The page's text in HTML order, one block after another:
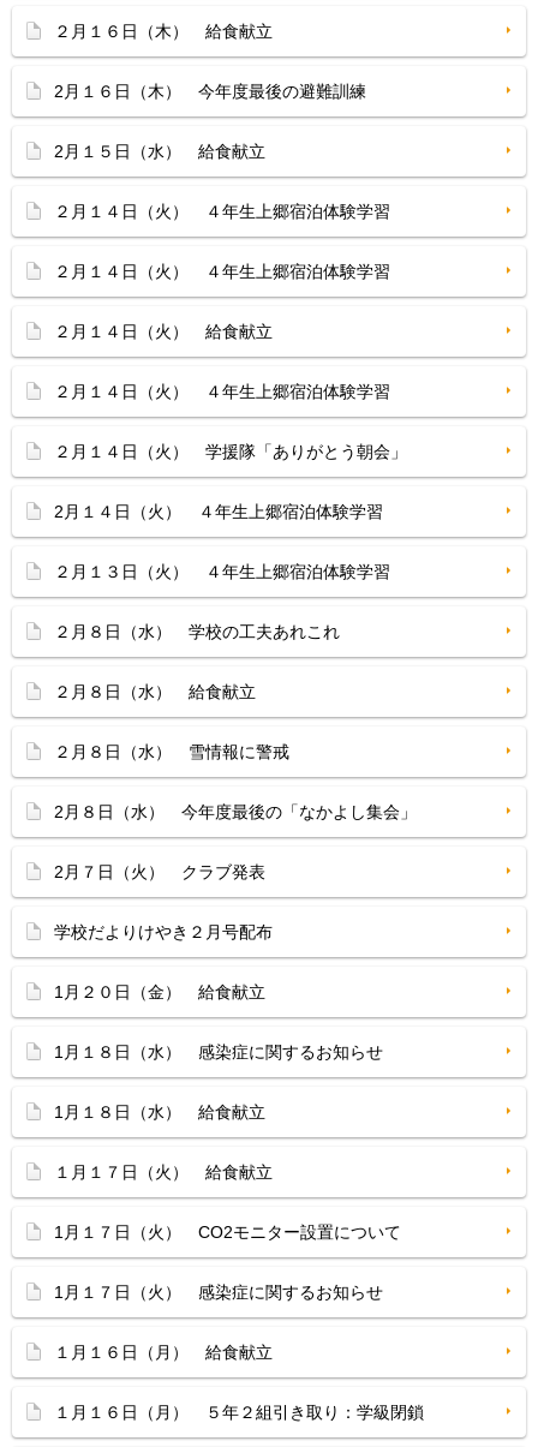
２月１６日（木） 給食献立
2月１６日（木） 今年度最後の避難訓練
2月１５日（水） 給食献立
２月１４日（火） ４年生上郷宿泊体験学習
２月１４日（火） ４年生上郷宿泊体験学習
２月１４日（火） 給食献立
２月１４日（火） ４年生上郷宿泊体験学習
２月１４日（火） 学援隊「ありがとう朝会」
2月１４日（火） ４年生上郷宿泊体験学習
２月１３日（火） ４年生上郷宿泊体験学習
２月８日（水） 学校の工夫あれこれ
２月８日（水） 給食献立
２月８日（水） 雪情報に警戒
2月８日（水） 今年度最後の「なかよし集会」
2月７日（火） クラブ発表
学校だよりけやき２月号配布
1月２０日（金） 給食献立
1月１８日（水） 感染症に関するお知らせ
1月１８日（水） 給食献立
１月１７日（火） 給食献立
1月１７日（火） CO2モニター設置について
1月１７日（火） 感染症に関するお知らせ
１月１６日（月） 給食献立
１月１６日（月） ５年２組引き取り：学級閉鎖